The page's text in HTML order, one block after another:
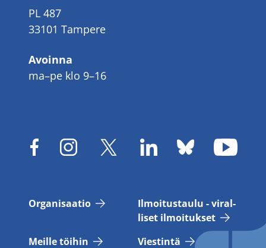
PL 487
33101 Tampere
Avoinna
ma–pe klo 9–16
Or­ga­ni­saa­tio
Il­moi­tus­tau­lu - vi­ral­
li­set il­moi­tuk­set
Meil­le töi­hin
Vies­tin­tä